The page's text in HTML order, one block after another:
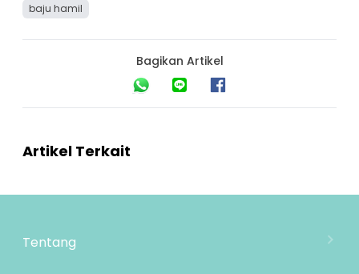
baju hamil
Bagikan Artikel
Artikel Terkait
Tentang